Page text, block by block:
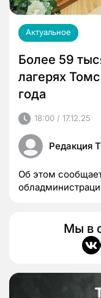
Актуальное
Более 59
лагерях
года
18:00 / 17.12.25
Редакция
Об этом
Мы в